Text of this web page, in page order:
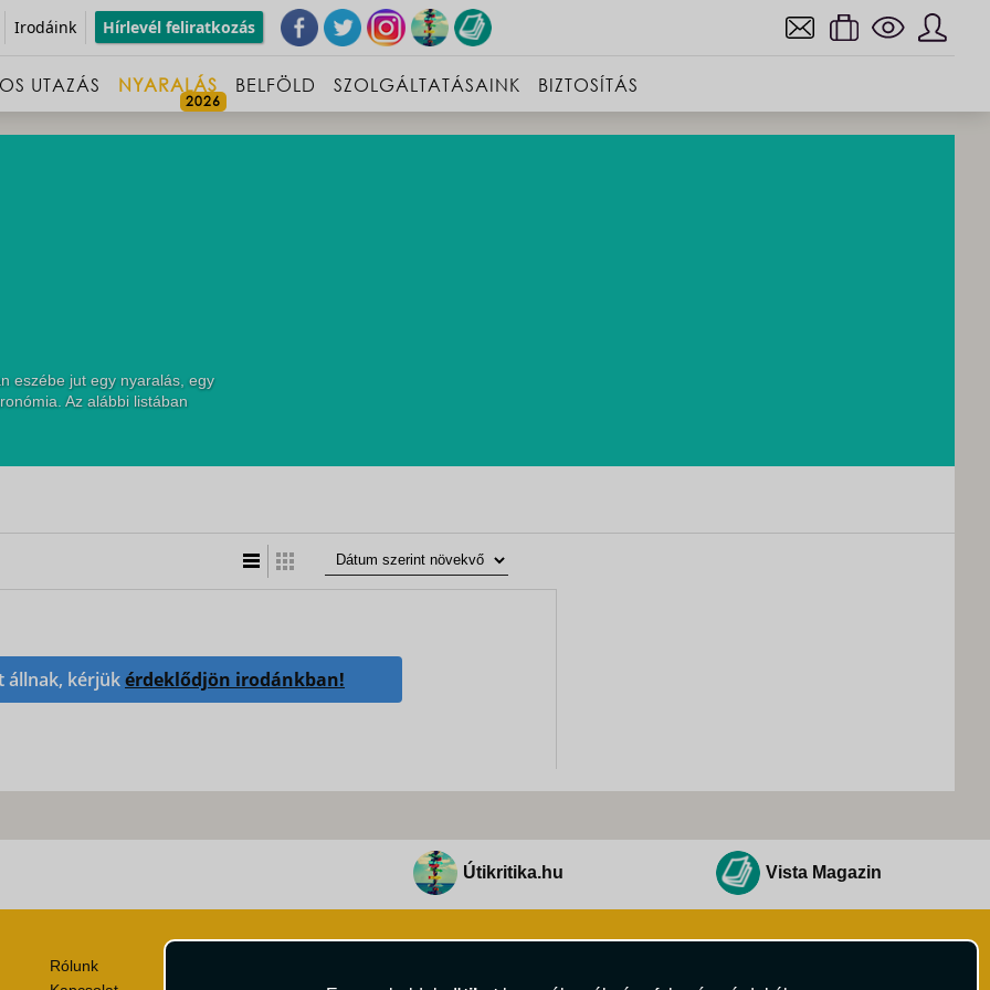
Irodáink Hírlevél feliratkozás
UTAZÁS NYARALÁS BELFÖLD SZOLGÁLTATÁSAINK BIZTOSÍTÁS
eszébe jut egy nyaralás, egy
Az alábbi listában
állnak, kérjükérdeklődjön irodánkban!
Útikritika.hu Vista Magazin
Rólunk